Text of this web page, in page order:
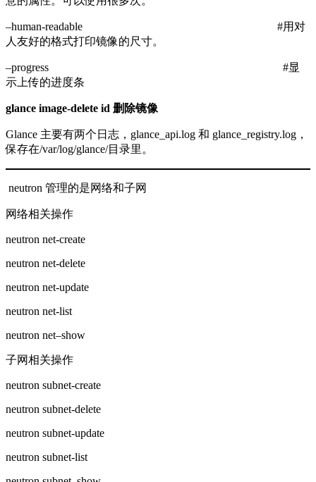
–human-readable #用对
人友好的格式打印镜像的尺寸。
–progress #显
示上传的进度条
glance image-delete id 删除镜像
Glance 主要有两个日志，glance_api.log 和 glance_registry.log，
保存在/var/log/glance/目录里。
neutron 管理的是网络和子网
网络相关操作
neutron net-create
neutron net-delete
neutron net-update
neutron net-list
neutron net–show
子网相关操作
neutron subnet-create
neutron subnet-delete
neutron subnet-update
neutron subnet-list